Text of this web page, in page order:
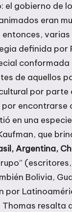
gobierno de
eran
entonces,
definida por
de aquellos
por parte
encontrarse
en una
que
Argentina,
Bolivia,
por
resalta